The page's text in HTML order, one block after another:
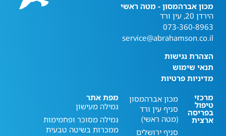
מכון אברהמסון - מטה ראשי
הירדן 20, עין ורד
073-360-8963
service@abrahamson.co.il
הצהרת נגישות
תנאי שימוש
מדיניות פרטיות
מרכזי
טיפול
בפריסה
ארצית
מכון אברהמסון
סניף עין ורד
(מטה ראשי)
סניף ירושלים
מפת אתר
גמילה מעישון
גמילה מסוכר ופחמימות
ממכרות בשיטה טבעית